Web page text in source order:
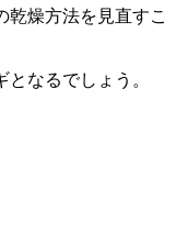
乾燥方法を見直すこ
なるでしょう。